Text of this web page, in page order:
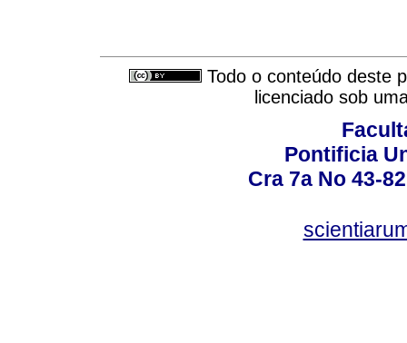
Todo o conteúdo deste
licenciado sob
Pontificia
Cra 7a No 43-